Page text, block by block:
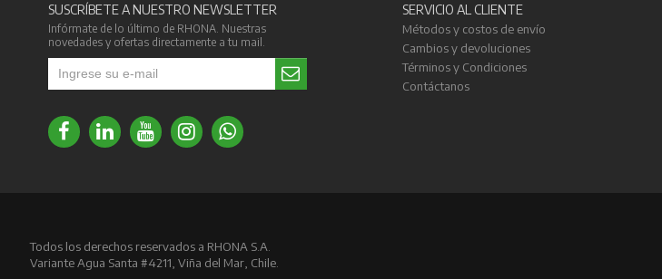
SUSCRÍBETE A NUESTRO NEWSLETTER
Infórmate de lo último de RHONA. Nuestras
novedades y ofertas directamente a tu mail.
SERVICIO AL CLIENTE
Métodos y costos de envío
Cambios y devoluciones
Términos y Condiciones
Contáctanos
Todos los derechos reservados a RHONA S.A.
Variante Agua Santa #4211, Viña del Mar, Chile.